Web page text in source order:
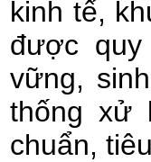
kinh tế,
được
vững,
thống xử
chuẩn,